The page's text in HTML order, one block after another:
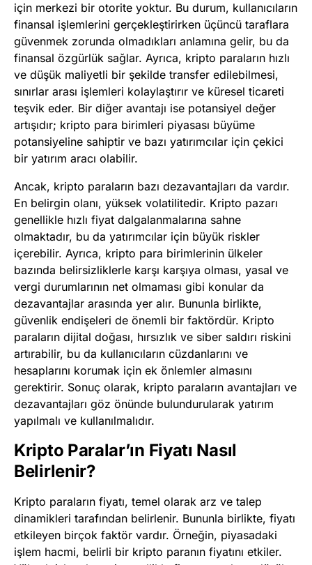
için merkezi bir otorite yoktur. Bu durum, kullanıcıların
finansal işlemlerini gerçekleştirirken üçüncü taraflara
güvenmek zorunda olmadıkları anlamına gelir, bu da
finansal özgürlük sağlar. Ayrıca, kripto paraların hızlı
ve düşük maliyetli bir şekilde transfer edilebilmesi,
sınırlar arası işlemleri kolaylaştırır ve küresel ticareti
teşvik eder. Bir diğer avantajı ise potansiyel değer
artışıdır; kripto para birimleri piyasası büyüme
potansiyeline sahiptir ve bazı yatırımcılar için çekici
bir yatırım aracı olabilir.
Ancak, kripto paraların bazı dezavantajları da vardır.
En belirgin olanı, yüksek volatilitedir. Kripto pazarı
genellikle hızlı fiyat dalgalanmalarına sahne
olmaktadır, bu da yatırımcılar için büyük riskler
içerebilir. Ayrıca, kripto para birimlerinin ülkeler
bazında belirsizliklerle karşı karşıya olması, yasal ve
vergi durumlarının net olmaması gibi konular da
dezavantajlar arasında yer alır. Bununla birlikte,
güvenlik endişeleri de önemli bir faktördür. Kripto
paraların dijital doğası, hırsızlık ve siber saldırı riskini
artırabilir, bu da kullanıcıların cüzdanlarını ve
hesaplarını korumak için ek önlemler almasını
gerektirir. Sonuç olarak, kripto paraların avantajları ve
dezavantajları göz önünde bulundurularak yatırım
yapılmalı ve kullanılmalıdır.
Kripto Paralar’ın Fiyatı Nasıl
Belirlenir?
Kripto paraların fiyatı, temel olarak arz ve talep
dinamikleri tarafından belirlenir. Bununla birlikte, fiyatı
etkileyen birçok faktör vardır. Örneğin, piyasadaki
işlem hacmi, belirli bir kripto paranın fiyatını etkiler.